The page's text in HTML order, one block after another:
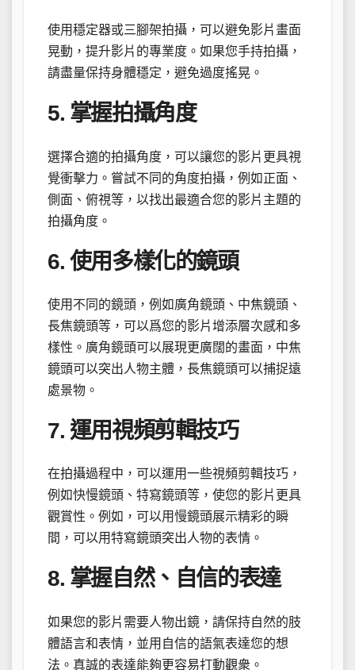
使用穩定器或三腳架拍攝，可以避免影片畫面
晃動，提升影片的專業度。如果您手持拍攝，
請盡量保持身體穩定，避免過度搖晃。
5. 掌握拍攝角度
選擇合適的拍攝角度，可以讓您的影片更具視
覺衝擊力。嘗試不同的角度拍攝，例如正面、
側面、俯視等，以找出最適合您的影片主題的
拍攝角度。
6. 使用多樣化的鏡頭
使用不同的鏡頭，例如廣角鏡頭、中焦鏡頭、
長焦鏡頭等，可以爲您的影片增添層次感和多
樣性。廣角鏡頭可以展現更廣闊的畫面，中焦
鏡頭可以突出人物主體，長焦鏡頭可以捕捉遠
處景物。
7. 運用視頻剪輯技巧
在拍攝過程中，可以運用一些視頻剪輯技巧，
例如快慢鏡頭、特寫鏡頭等，使您的影片更具
觀賞性。例如，可以用慢鏡頭展示精彩的瞬
間，可以用特寫鏡頭突出人物的表情。
8. 掌握自然、自信的表達
如果您的影片需要人物出鏡，請保持自然的肢
體語言和表情，並用自信的語氣表達您的想
法。真誠的表達能夠更容易打動觀衆。